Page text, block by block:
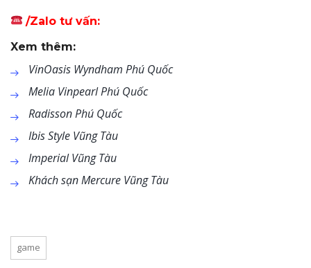
/Zalo tư vấn:
Xem thêm:
VinOasis Wyndham Phú Quốc
Melia Vinpearl Phú Quốc
Radisson Phú Quốc
Ibis Style Vũng Tàu
Imperial Vũng Tàu
Khách sạn Mercure Vũng Tàu
game